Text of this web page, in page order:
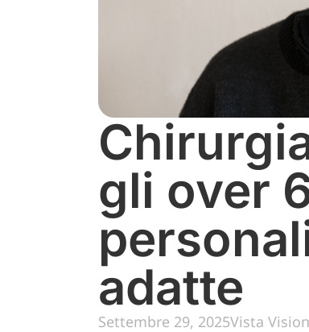
gli over
adatte
Settembre 29, 2025Vista